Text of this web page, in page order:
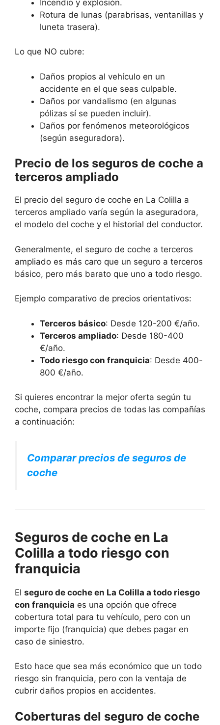
Incendio y explosión.
Rotura de lunas (parabrisas, ventanillas y
luneta trasera).
Lo que NO cubre:
Daños propios al vehículo en un
accidente en el que seas culpable.
Daños por vandalismo (en algunas
pólizas sí se pueden incluir).
Daños por fenómenos meteorológicos
(según aseguradora).
Precio de los seguros de coche a
terceros ampliado
El precio del seguro de coche en La Colilla a
terceros ampliado varía según la aseguradora,
el modelo del coche y el historial del conductor.
Generalmente, el seguro de coche a terceros
ampliado es más caro que un seguro a terceros
básico, pero más barato que uno a todo riesgo.
Ejemplo comparativo de precios orientativos:
Terceros básico: Desde 120-200 €/año.
Terceros ampliado: Desde 180-400
€/año.
Todo riesgo con franquicia: Desde 400-
800 €/año.
Si quieres encontrar la mejor oferta según tu
coche, compara precios de todas las compañías
a continuación:
Comparar precios de seguros de
coche
Seguros de coche en La
Colilla a todo riesgo con
franquicia
El seguro de coche en La Colilla a todo riesgo
con franquicia es una opción que ofrece
cobertura total para tu vehículo, pero con un
importe fijo (franquicia) que debes pagar en
caso de siniestro.
Esto hace que sea más económico que un todo
riesgo sin franquicia, pero con la ventaja de
cubrir daños propios en accidentes.
Coberturas del seguro de coche